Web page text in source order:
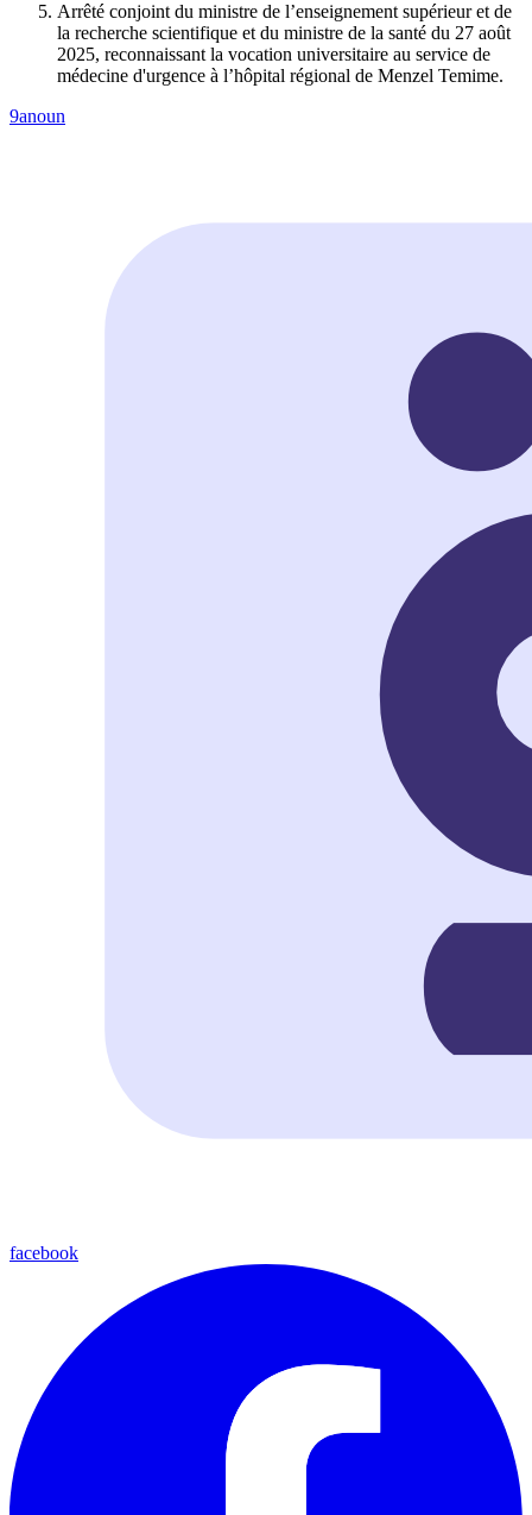
Arrêté conjoint du ministre de l’enseignement supérieur et de
la recherche scientifique et du ministre de la santé du 27 août
2025, reconnaissant la vocation universitaire au service de
médecine d'urgence à l’hôpital régional de Menzel Temime.
9anoun
facebook